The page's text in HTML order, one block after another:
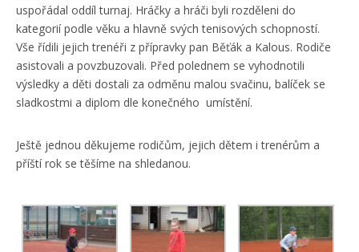
uspořádal oddíl turnaj. Hráčky a hráči byli rozděleni do
kategorií podle věku a hlavně svých tenisových schopností.
Vše řídili jejich trenéři z přípravky pan Běťák a Kalous. Rodiče
asistovali a povzbuzovali. Před polednem se vyhodnotili
výsledky a děti dostali za odměnu malou svačinu, balíček se
sladkostmi a diplom dle konečného umístění.
Ještě jednou děkujeme rodičům, jejich dětem i trenérům a
příští rok se těšíme na shledanou.